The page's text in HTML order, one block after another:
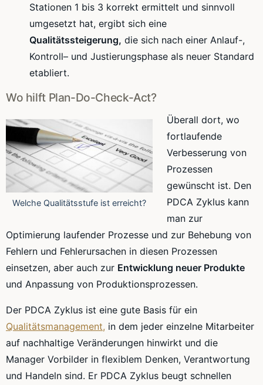
Stationen 1 bis 3 korrekt ermittelt und sinnvoll
umgesetzt hat, ergibt sich eine
Qualitätssteigerung, die sich nach einer Anlauf-,
Kontroll– und Justierungsphase als neuer Standard
etabliert.
Wo hilft Plan-Do-Check-Act?
Welche Qualitätsstufe ist erreicht?
Überall dort, wo
fortlaufende
Verbesserung von
Prozessen
gewünscht ist. Den
PDCA Zyklus kann
man zur
Optimierung laufender Prozesse und zur Behebung von
Fehlern und Fehlerursachen in diesen Prozessen
einsetzen, aber auch zur Entwicklung neuer Produkte
und Anpassung von Produktionsprozessen.
Der PDCA Zyklus ist eine gute Basis für ein
Qualitätsmanagement, in dem jeder einzelne Mitarbeiter
auf nachhaltige Veränderungen hinwirkt und die
Manager Vorbilder in flexiblem Denken, Verantwortung
und Handeln sind. Er PDCA Zyklus beugt schnellen